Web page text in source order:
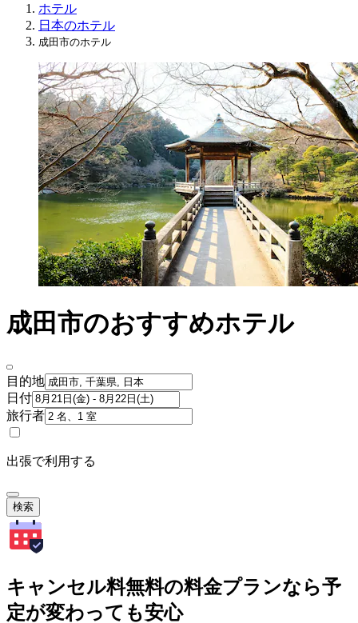
ホテル
日本のホテル
成田市のホテル
成田市のおすすめホテル
目的地
日付
旅行者
出張で利用する
検索
キャンセル料無料の料金プランなら予
定が変わっても安心